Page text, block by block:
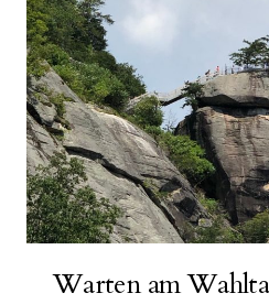
Warten am